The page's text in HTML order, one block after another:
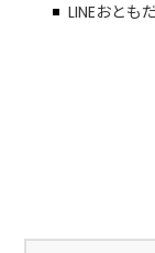
LINEおとも